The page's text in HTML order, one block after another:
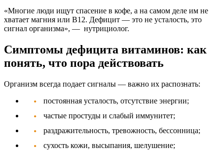
«Многие люди ищут спасение в кофе, а на самом деле им не
хватает магния или B12. Дефицит — это не усталость, это
сигнал организма», — нутрициолог.
Симптомы дефицита витаминов: как
понять, что пора действовать
Организм всегда подает сигналы — важно их распознать:
постоянная усталость, отсутствие энергии;
частые простуды и слабый иммунитет;
раздражительность, тревожность, бессонница;
сухость кожи, высыпания, шелушение;